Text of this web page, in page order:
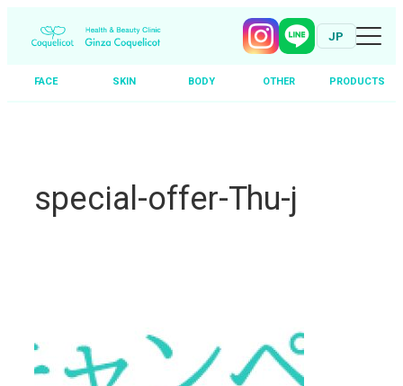
JP
FACE SKIN BODY OTHER PRODUCTS
special-offer-Thu-j